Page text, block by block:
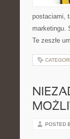
postaciami,
marketingu.
Te zeszłe
POSTED